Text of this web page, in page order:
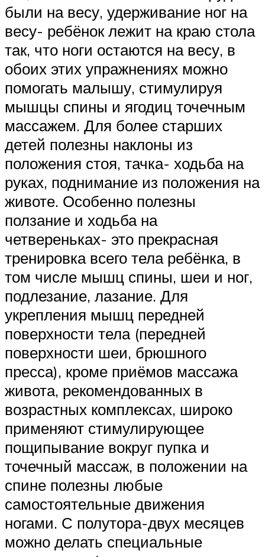
были на весу, удерживание ног на
весу- ребёнок лежит на краю стола
так, что ноги остаются на весу, в
обоих этих упражнениях можно
помогать малышу, стимулируя
мышцы спины и ягодиц точечным
массажем. Для более старших
детей полезны наклоны из
положения стоя, тачка- ходьба на
руках, поднимание из положения на
животе. Особенно полезны
ползание и ходьба на
четвереньках- это прекрасная
тренировка всего тела ребёнка, в
том числе мышц спины, шеи и ног,
подлезание, лазание. Для
укрепления мышц передней
поверхности тела (передней
поверхности шеи, брюшного
пресса), кроме приёмов массажа
живота, рекомендованных в
возрастных комплексах, широко
применяют стимулирующее
пощипывание вокруг пупка и
точечный массаж, в положении на
спине полезны любые
самостоятельные движения
ногами. С полутора-двух месяцев
можно делать специальные